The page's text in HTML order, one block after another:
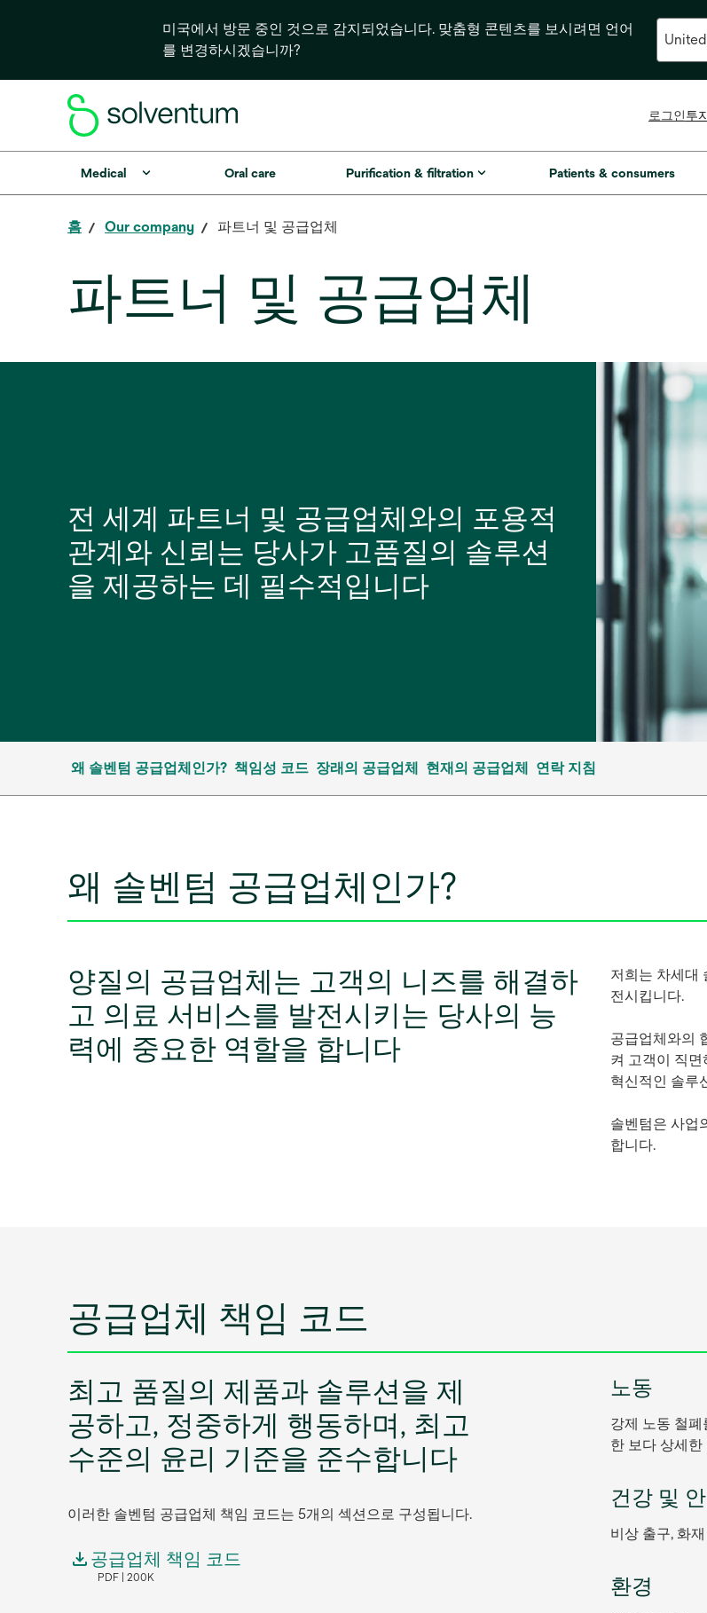
미국에서 방문 중인 것으로 감지되었습니다. 맞춤형 콘텐츠를 보시려면 언어
를 변경하시겠습니까?
로그인투
Medical Oral care Purification & filtration Patients & consumers
홈 Our company 파트너 및 공급업체
파트너 및 공급업체
전 세계 파트너 및 공급업체와의 포용적
관계와 신뢰는 당사가 고품질의 솔루션
을 제공하는 데 필수적입니다
왜 솔벤텀 공급업체인가? 책임성 코드 장래의 공급업체 현재의 공급업체 연락 지침
왜 솔벤텀 공급업체인가?
양질의 공급업체는 고객의 니즈를 해결하
고 의료 서비스를 발전시키는 당사의 능
력에 중요한 역할을 합니다
저희는 차세대
전시킵니다.
공급업체와의
켜 고객이 직
혁신적인 솔루
솔벤텀은 사업
합니다.
공급업체 책임 코드
최고 품질의 제품과 솔루션을 제
공하고, 정중하게 행동하며, 최고
수준의 윤리 기준을 준수합니다
이러한 솔벤텀 공급업체 책임 코드는 5개의 섹션으로 구성됩니다.
공급업체 책임 코드
PDF 200K
노동
강제 노동 철
한 보다 상세
건강 및
비상 출구, 화
환경